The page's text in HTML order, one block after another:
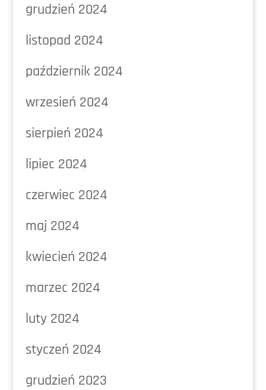
grudzień 2024
listopad 2024
październik 2024
wrzesień 2024
sierpień 2024
lipiec 2024
czerwiec 2024
maj 2024
kwiecień 2024
marzec 2024
luty 2024
styczeń 2024
grudzień 2023